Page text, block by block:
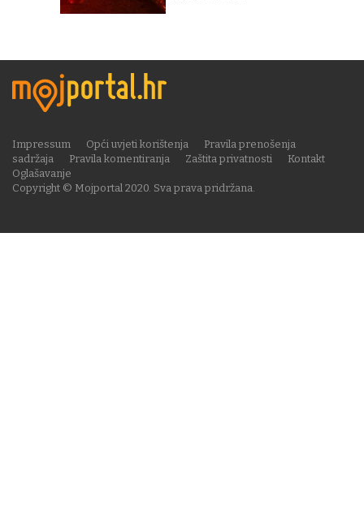
Copyright © Mojportal 2020. Sva prava pridržana.
Impressum Opći uvjeti korištenja
Pravila prenošenja
sadržaja
Pravila komentiranja Zaštita privatnosti
Kontakt
Oglašavanje